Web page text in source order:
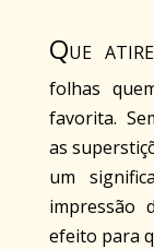
QUE
folhas
favorita.
as
um
impressão
efeito para